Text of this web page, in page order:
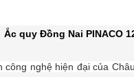
Ắc quy Đồng Nai PINACO
công nghệ hiện đại của